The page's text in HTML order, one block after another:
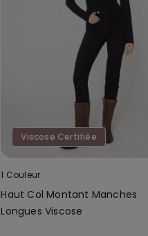
Viscose Certifiée
1 Couleur
Haut Col Montant Manches
Longues Viscose